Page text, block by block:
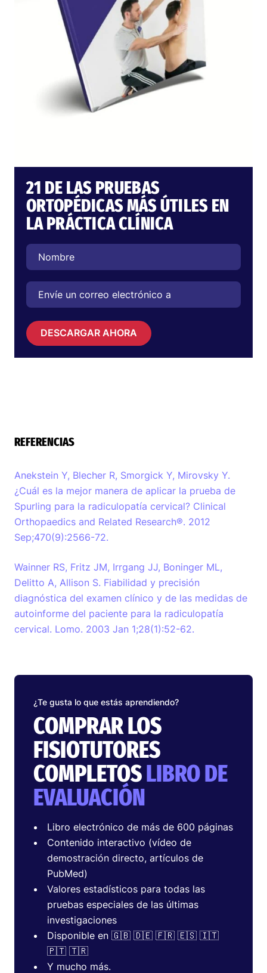
21 DE LAS PRUEBAS
ORTOPÉDICAS MÁS ÚTILES EN
LA PRÁCTICA CLÍNICA
DESCARGAR AHORA
REFERENCIAS
Anekstein Y, Blecher R, Smorgick Y, Mirovsky Y.
¿Cuál es la mejor manera de aplicar la prueba de
Spurling para la radiculopatía cervical? Clinical
Orthopaedics and Related Research®. 2012
Sep;470(9):2566-72.
Wainner RS, Fritz JM, Irrgang JJ, Boninger ML,
Delitto A, Allison S. Fiabilidad y precisión
diagnóstica del examen clínico y de las medidas de
autoinforme del paciente para la radiculopatía
cervical. Lomo. 2003 Jan 1;28(1):52-62.
¿Te gusta lo que estás aprendiendo?
COMPRAR LOS
FISIOTUTORES
COMPLETOSLIBRO DE
EVALUACIÓN
Libro electrónico de más de 600 páginas
Contenido interactivo (vídeo de
demostración directo, artículos de
PubMed)
Valores estadísticos para todas las
pruebas especiales de las últimas
investigaciones
Disponible en 🇬🇧 🇩🇪 🇫🇷 🇪🇸 🇮🇹
🇵🇹 🇹🇷
Y mucho más.